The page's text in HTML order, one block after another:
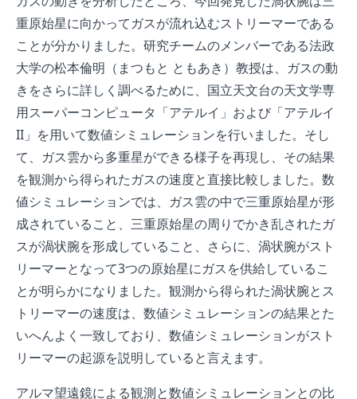
重原始星に向かってガスが流れ込むストリーマーである
ことが分かりました。研究チームのメンバーである法政
大学の松本倫明（まつもと ともあき）教授は、ガスの動
きをさらに詳しく調べるために、国立天文台の天文学専
用スーパーコンピュータ「アテルイ」および「アテルイ
II」を用いて数値シミュレーションを行いました。そし
て、ガス雲から多重星ができる様子を再現し、その結果
を観測から得られたガスの速度と直接比較しました。数
値シミュレーションでは、ガス雲の中で三重原始星が形
成されていること、三重原始星の周りでかき乱されたガ
スが渦状腕を形成していること、さらに、渦状腕がスト
リーマーとなって3つの原始星にガスを供給しているこ
とが明らかになりました。観測から得られた渦状腕とス
トリーマーの速度は、数値シミュレーションの結果とた
いへんよく一致しており、数値シミュレーションがスト
リーマーの起源を説明していると言えます。
アルマ望遠鏡による観測と数値シミュレーションとの比